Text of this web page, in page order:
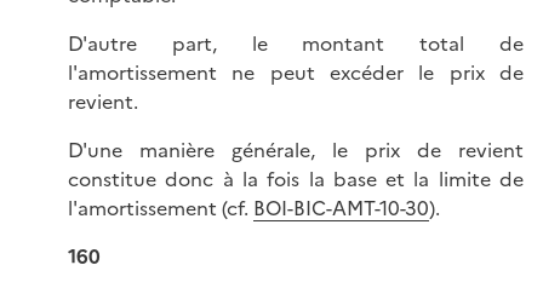
D'autre part, le montant total de
l'amortissement ne peut excéder le prix de
revient.
D'une manière générale, le prix de revient
constitue donc à la fois la base et la limite de
l'amortissement (cf. BOI-BIC-AMT-10-30).
160